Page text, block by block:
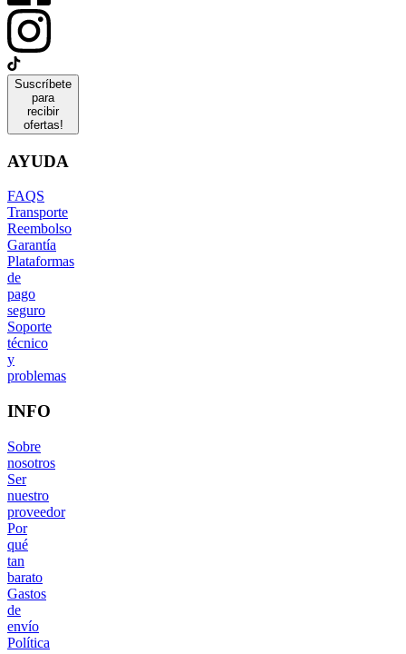
Suscríbete
para
recibir
ofertas!
AYUDA
FAQS
Transporte
Reembolso
Garantía
Plataformas
de
pago
seguro
Soporte
técnico
y
problemas
INFO
Sobre
nosotros
Ser
nuestro
proveedor
Por
qué
tan
barato
Gastos
de
envío
Política